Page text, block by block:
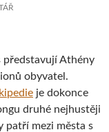
představují Athény
obyvatel.
je dokonce
druhé nejhustěji
patří mezi města s